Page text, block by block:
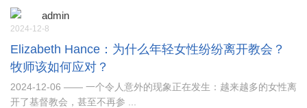
admin
2024-12-8
Elizabeth Hance：为什么年轻女性纷纷离开教会？
牧师该如何应对？
2024-12-06 —— 一个令人意外的现象正在发生：越来越多的女性离
开了基督教会，甚至不再参 ...